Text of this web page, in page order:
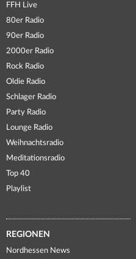
FFH Live
80er Radio
90er Radio
2000er Radio
Rock Radio
Oldie Radio
Schlager Radio
Party Radio
Lounge Radio
Weihnachtsradio
Meditationsradio
Top 40
Playlist
REGIONEN
Nordhessen News